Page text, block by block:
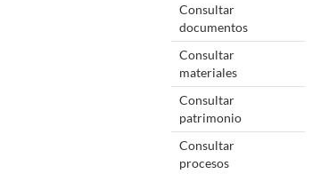
Consultar
documentos
Consultar
materiales
Consultar
patrimonio
Consultar
procesos